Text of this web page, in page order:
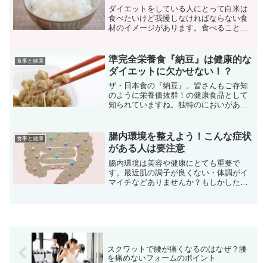
ダイエットをしている人にとって白米は
食べたいけど我慢しなければならない食
材のイメージがあります。食べることに
ですよね。白米が大好きな人でも痩せて
いる人もいれば太っている...
食事と健康
準完全栄養食『納豆』は健康的な
ダイエットに欠かせない！？
ザ・日本食の『納豆』。皆さんもご存知
のように栄養価抜群！の健康食品として
知られていますね。独特のにおいがあ
て神がかっているのです。一体どれほど
のものなのか？詳しく見てい...
食事と健康
腸内環境を整えよう！こんな症状
がある人は要注意
腸内環境は美容や健康にとても重要で
す。最近肌の調子が良くない・体調がイ
マイチなどありませんか？もしかしたら
スクワットで腰が痛くなるのはなぜ？腰
を痛めないフォームのポイント